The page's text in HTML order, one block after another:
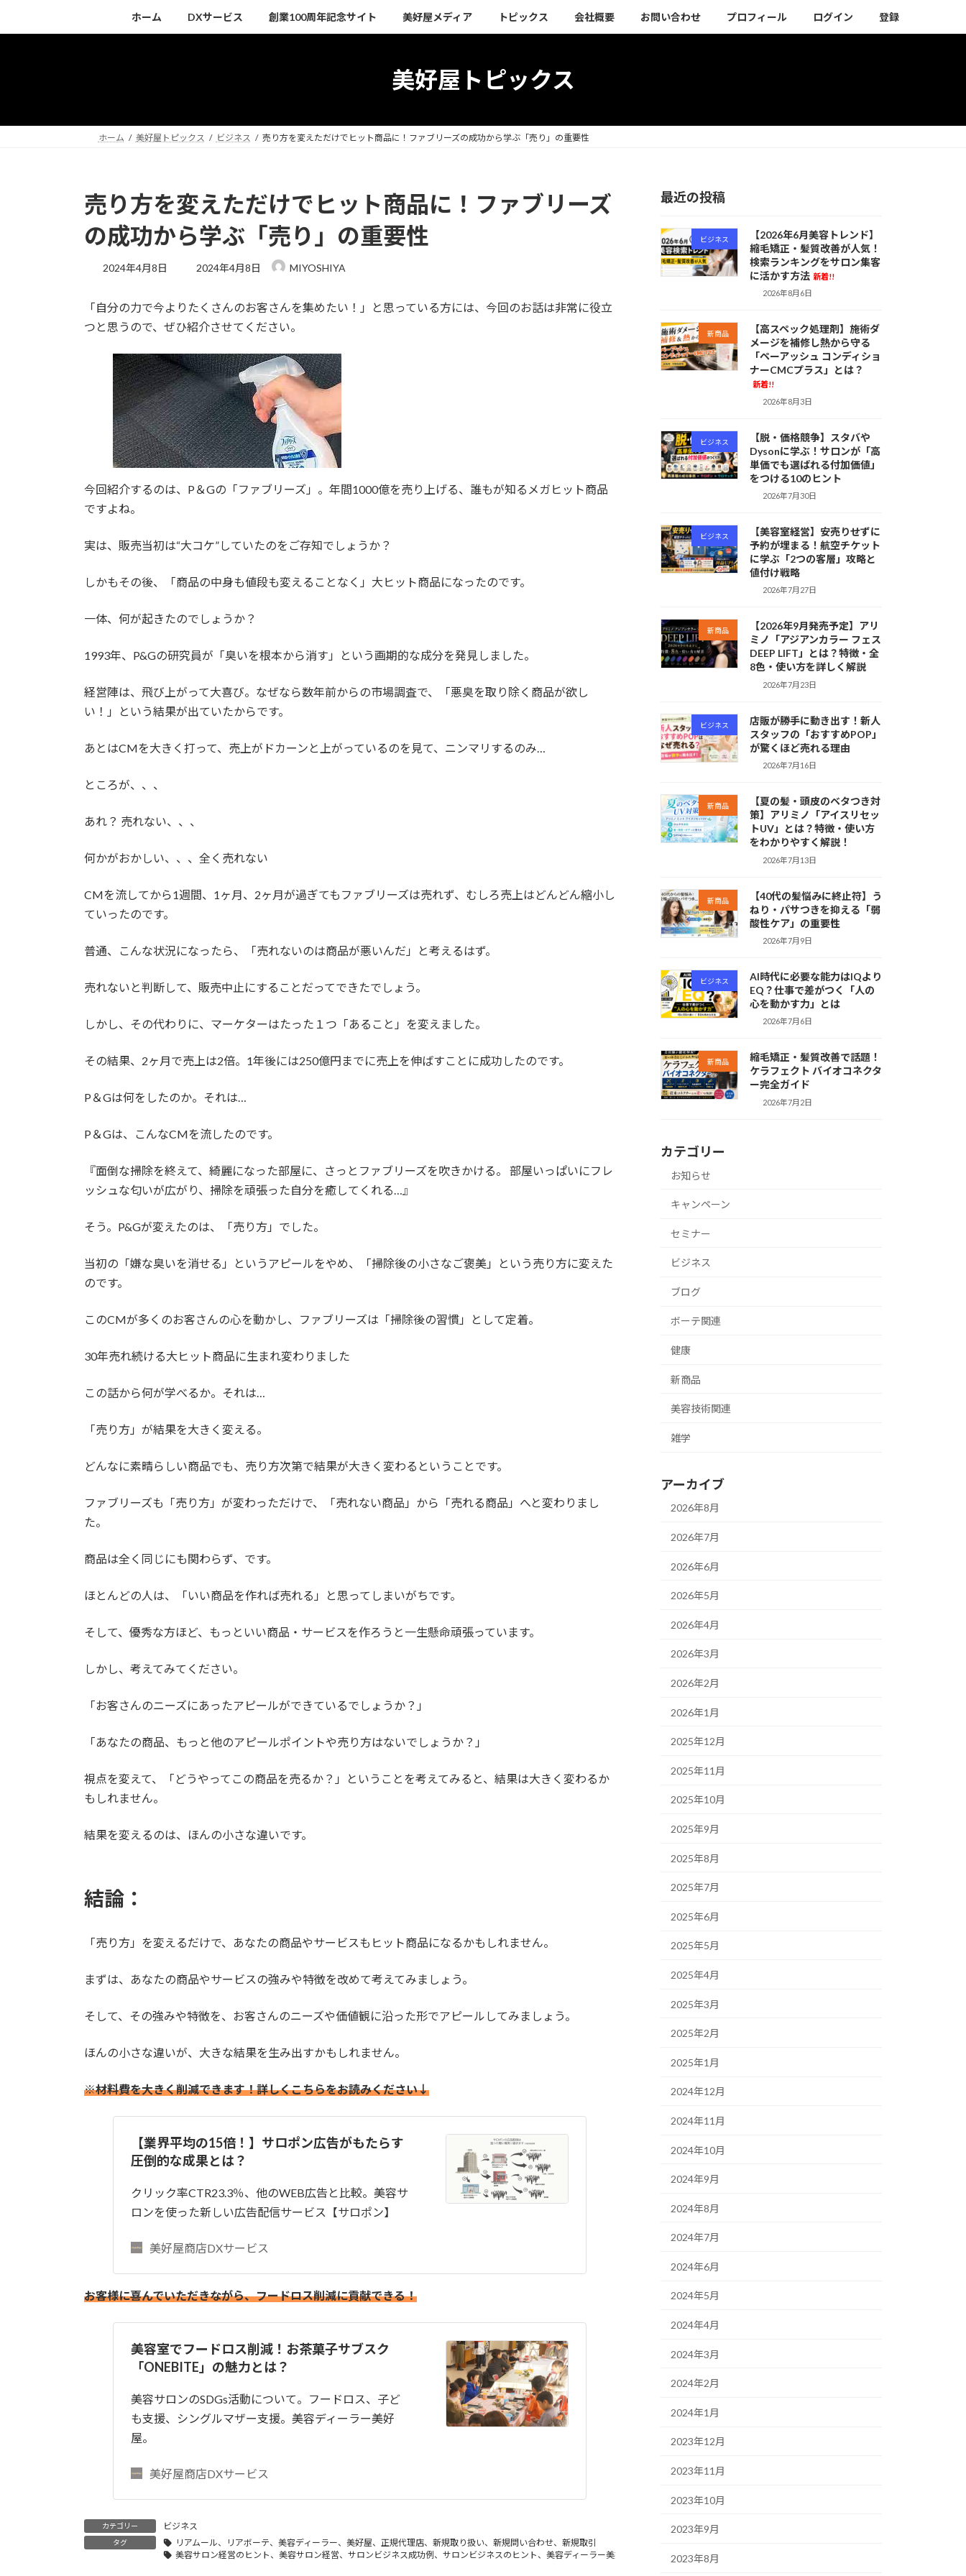
キ
に
ホーム DXサービス 創業100周年記念サイト 美好屋メディア トピックス 会社概要 お問い合わせ プロフィール ログイン 登録
美好屋トピックス
ホーム 美好屋トピックス ビジネス 売り方を変えただけでヒット商品に！ファブリーズの成功から学ぶ「売り」の重要性
売り方を変えただけでヒット商品に！ファブリーズ
の成功から学ぶ「売り」の重要性
2024年4月8日
最
新
日
時
2024年4月8日 MIYOSHIYA
「自分の力で今よりたくさんのお客さんを集めたい！」と思っている方には、今回のお話は非常に役立
つと思うので、ぜひ紹介させてください。
今回紹介するのは、P＆Gの「ファブリーズ」。年間1000億を売り上げる、誰もが知るメガヒット商品
ですよね。
実は、販売当初は“大コケ”していたのをご存知でしょうか？
しかもその後、「商品の中身も値段も変えることなく」大ヒット商品になったのです。
一体、何が起きたのでしょうか？
1993年、P&Gの研究員が「臭いを根本から消す」という画期的な成分を発見しました。
経営陣は、飛び上がって大喜び。なぜなら数年前からの市場調査で、「悪臭を取り除く商品が欲し
い！」という結果が出ていたからです。
あとはCMを大きく打って、売上がドカーンと上がっているのを見て、ニンマリするのみ…
ところが、、、
あれ？ 売れない、、、
何かがおかしい、、、全く売れない
CMを流してから1週間、1ヶ月、2ヶ月が過ぎてもファブリーズは売れず、むしろ売上はどんどん縮小し
ていったのです。
普通、こんな状況になったら、「売れないのは商品が悪いんだ」と考えるはず。
売れないと判断して、販売中止にすることだってできたでしょう。
しかし、その代わりに、マーケターはたった１つ「あること」を変えました。
その結果、2ヶ月で売上は2倍。1年後には250億円までに売上を伸ばすことに成功したのです。
P＆Gは何をしたのか。それは…
P＆Gは、こんなCMを流したのです。
『面倒な掃除を終えて、綺麗になった部屋に、さっとファブリーズを吹きかける。 部屋いっぱいにフレ
ッシュな匂いが広がり、掃除を頑張った自分を癒してくれる…』
そう。P&Gが変えたのは、「売り方」でした。
当初の「嫌な臭いを消せる」というアピールをやめ、「掃除後の小さなご褒美」という売り方に変えた
のです。
このCMが多くのお客さんの心を動かし、ファブリーズは「掃除後の習慣」として定着。
30年売れ続ける大ヒット商品に生まれ変わりました
この話から何が学べるか。それは…
「売り方」が結果を大きく変える。
どんなに素晴らしい商品でも、売り方次第で結果が大きく変わるということです。
ファブリーズも「売り方」が変わっただけで、「売れない商品」から「売れる商品」へと変わりまし
た。
商品は全く同じにも関わらず、です。
ほとんどの人は、「いい商品を作れば売れる」と思ってしまいがちです。
そして、優秀な方ほど、もっといい商品・サービスを作ろうと一生懸命頑張っています。
しかし、考えてみてください。
「お客さんのニーズにあったアピールができているでしょうか？」
「あなたの商品、もっと他のアピールポイントや売り方はないでしょうか？」
視点を変えて、「どうやってこの商品を売るか？」ということを考えてみると、結果は大きく変わるか
もしれません。
結果を変えるのは、ほんの小さな違いです。
結論：
「売り方」を変えるだけで、あなたの商品やサービスもヒット商品になるかもしれません。
まずは、あなたの商品やサービスの強みや特徴を改めて考えてみましょう。
そして、その強みや特徴を、お客さんのニーズや価値観に沿った形でアピールしてみましょう。
ほんの小さな違いが、大きな結果を生み出すかもしれません。
※材料費を大きく削減できます！詳しくこちらをお読みください↓
【業界平均の15倍！】サロポン広告がもたらす
圧倒的な成果とは？
クリック率CTR23.3％、他のWEB広告と比較。美容サ
ロンを使った新しい広告配信サービス【サロポン】
美好屋商店DXサービス
お客様に喜んでいただきながら、フードロス削減に貢献できる！
美容室でフードロス削減！お茶菓子サブスク
「ONEBITE」の魅力とは？
美容サロンのSDGs活動について。フードロス、子ど
も支援、シングルマザー支援。美容ディーラー美好
屋。
美好屋商店DXサービス
カテゴリー ビジネス
タグ
リアムール、リアボーテ、美容ディーラー、美好屋、正規代理店、新規取り扱い、新規問い合わせ、新規取引
美容サロン経営のヒント、美容サロン経営、サロンビジネス成功例、サロンビジネスのヒント、美容ディーラー美好屋、
最近の投稿
ビジネス
【2026年6月美容トレンド】
縮毛矯正・髪質改善が人気！
検索ランキングをサロン集客
に活かす方法 新着!!
2026年8月6日
新商品
【高スペック処理剤】施術ダ
メージを補修し熱から守る
「ペーアッシュ コンディショ
ナーCMCプラス」とは？
新着!!
2026年8月3日
ビジネス
【脱・価格競争】スタバや
Dysonに学ぶ！サロンが「高
単価でも選ばれる付加価値」
をつける10のヒント
2026年7月30日
ビジネス
【美容室経営】安売りせずに
予約が埋まる！航空チケット
に学ぶ「2つの客層」攻略と
値付け戦略
2026年7月27日
新商品
【2026年9月発売予定】アリ
ミノ「アジアンカラー フェス
DEEP LIFT」とは？特徴・全
8色・使い方を詳しく解説
2026年7月23日
ビジネス
店販が勝手に動き出す！新人
スタッフの「おすすめPOP」
が驚くほど売れる理由
2026年7月16日
新商品
【夏の髪・頭皮のベタつき対
策】アリミノ「アイスリセッ
トUV」とは？特徴・使い方
をわかりやすく解説！
2026年7月13日
新商品
【40代の髪悩みに終止符】う
ねり・パサつきを抑える「弱
酸性ケア」の重要性
2026年7月9日
ビジネス
AI時代に必要な能力はIQより
EQ？仕事で差がつく「人の
心を動かす力」とは
2026年7月6日
新商品
縮毛矯正・髪質改善で話題！
ケラフェクト バイオコネクタ
ー完全ガイド
2026年7月2日
カテゴリー
お知らせ
キャンペーン
セミナー
ビジネス
ブログ
ボーテ関連
健康
新商品
美容技術関連
雑学
アーカイブ
2026年8月
2026年7月
2026年6月
2026年5月
2026年4月
2026年3月
2026年2月
2026年1月
2025年12月
2025年11月
2025年10月
2025年9月
2025年8月
2025年7月
2025年6月
2025年5月
2025年4月
2025年3月
2025年2月
2025年1月
2024年12月
2024年11月
2024年10月
2024年9月
2024年8月
2024年7月
2024年6月
2024年5月
2024年4月
2024年3月
2024年2月
2024年1月
2023年12月
2023年11月
2023年10月
2023年9月
2023年8月